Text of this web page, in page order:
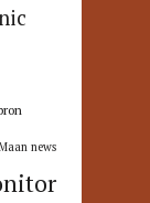
news